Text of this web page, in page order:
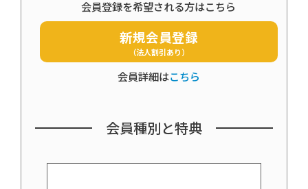
会員登録を希望される方はこちら
新規会員登録
（法人割引あり）
会員詳細はこちら
会員種別と特典